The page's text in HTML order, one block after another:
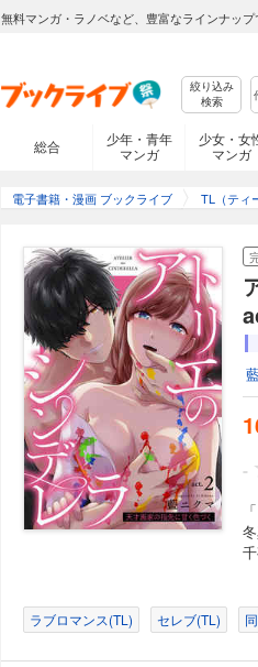
無料マンガ・ラノベなど、豊富なラインナップ
絞り込み
検索
総合
少年・青年
マンガ
少女・女
マンガ
電子書籍・漫画 ブックライブ TL（ティ
-
ラブロマンス(TL) セレブ(TL)